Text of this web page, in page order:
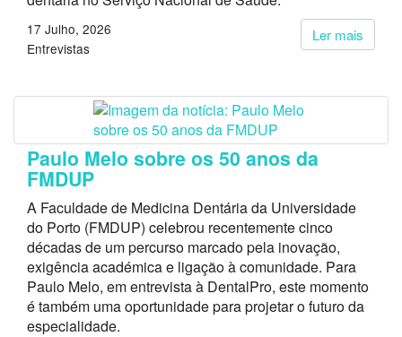
Ler mais
17 Julho, 2026
Entrevistas
Paulo Melo sobre os 50 anos da
FMDUP
A Faculdade de Medicina Dentária da Universidade
do Porto (FMDUP) celebrou recentemente cinco
décadas de um percurso marcado pela inovação,
exigência académica e ligação à comunidade. Para
Paulo Melo, em entrevista à DentalPro, este momento
é também uma oportunidade para projetar o futuro da
especialidade.